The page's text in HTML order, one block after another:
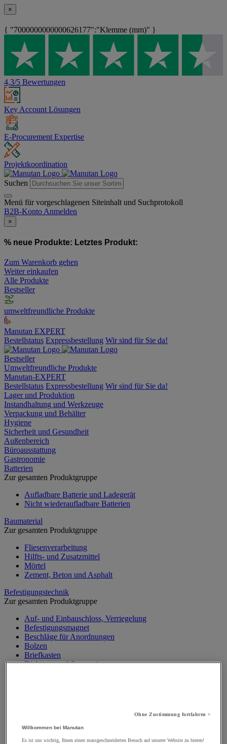
×
{ "7000000000000626177":"Klemme (mm)" }
4,3/5 Bewertungen
Key Account Lösungen
E-Procurement Expertise
Projektkoordination
Suchen
Menü für vorgeschlagenen Siteinhalt und Suchprotokoll
B2B-Konto Anmelden
×
% neue Produkte: Letztes Produkt:
Zum Warenkorb gehen
Weiter einkaufen
Alle Produkte
Bestseller
umweltfreundliche Produkte
Manutan EXPERT
Bestellstatus Expressbestellung Wir sind für Sie da!
Bestseller
Umweltfreundliche Produkte
Manutan-EXPERT
Bestellstatus Expressbestellung Wir sind für Sie da!
Lager und Produktion
Instandhaltung und Werkzeuge
Verpackung und Behälter
Hygiene
Sicherheit und Gesundheit
Außenbereich
Büroausstattung
Gastronomie
Batterien
Zur gesamten Produktgruppe
Aufladbare Batterie und Ladegerät
Nicht wiederaufladbare Batterien
Baumaterial
Zur gesamten Produktgruppe
Fliesenverarbeitung
Hilfts- und Zusatzmittel
Mörtel
Zement, Beton und Asphalt
Befestigungstechnik
Zur gesamten Produktgruppe
Auf- und Einbauschloss, Verriegelung
Befestigungsmagnet
Beschläge für Anordnungen
Bolzen
Briefkasten
Dichtung und Sprengring
Schließknopf und abschließbarer Griff
Schraube
Ohne Zustimmung fortfahren >
Willkommen bei Manutan
Es ist uns wichtig, Ihnen einen massgeschneiderten Besuch auf unserer Website zu bieten!